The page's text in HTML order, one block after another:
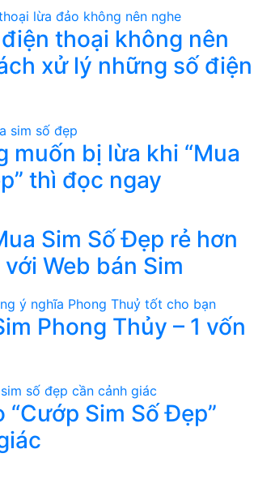
thoại không nên
xử lý những số điện
muốn bị lừa khi “Mua
thì đọc ngay
Sim Số Đẹp rẻ hơn
Web bán Sim
Phong Thủy – 1 vốn
“Cướp Sim Số Đẹp”